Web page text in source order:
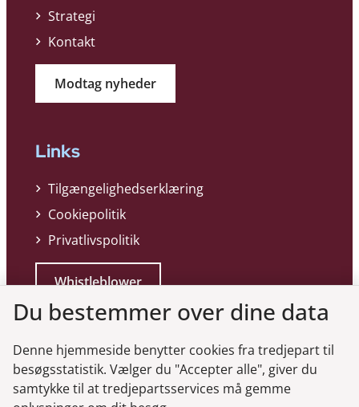
Strategi
Kontakt
Modtag nyheder
Links
Tilgængelighedserklæring
Cookiepolitik
Privatlivspolitik
Whistleblower
Du bestemmer over dine data
Denne hjemmeside benytter cookies fra tredjepart til
besøgsstatistik. Vælger du "Accepter alle", giver du
samtykke til at tredjepartsservices må gemme